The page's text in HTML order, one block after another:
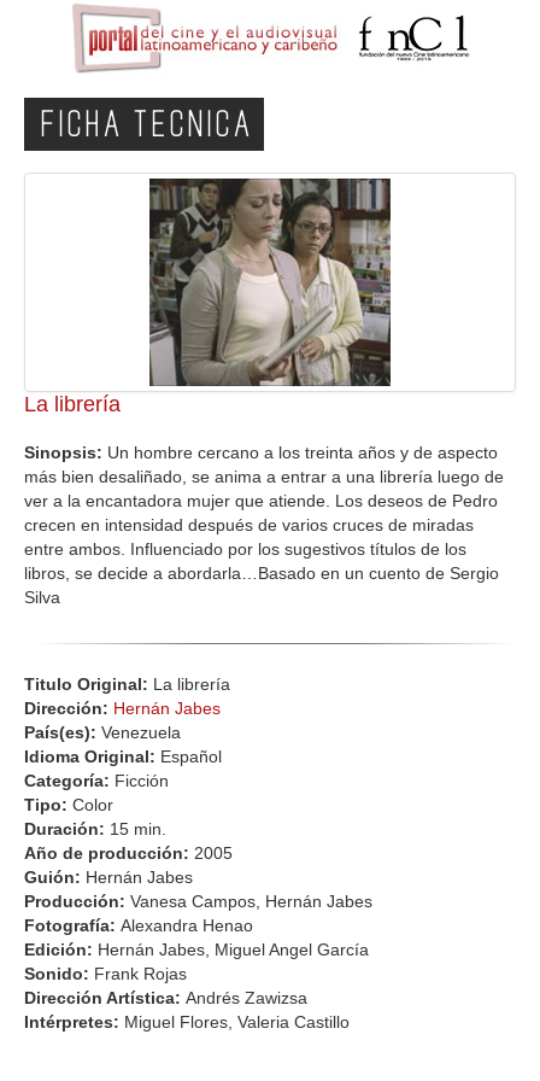
FICHA TECNICA
La librería
Sinopsis: Un hombre cercano a los treinta años y de aspecto
más bien desaliñado, se anima a entrar a una librería luego de
ver a la encantadora mujer que atiende. Los deseos de Pedro
crecen en intensidad después de varios cruces de miradas
entre ambos. Influenciado por los sugestivos títulos de los
libros, se decide a abordarla…Basado en un cuento de Sergio
Silva
Titulo Original: La librería
Dirección: Hernán Jabes
País(es): Venezuela
Idioma Original: Español
Categoría: Ficción
Tipo: Color
Duración: 15 min.
Año de producción: 2005
Guión: Hernán Jabes
Producción: Vanesa Campos, Hernán Jabes
Fotografía: Alexandra Henao
Edición: Hernán Jabes, Miguel Angel García
Sonido: Frank Rojas
Dirección Artística: Andrés Zawizsa
Intérpretes: Miguel Flores, Valeria Castillo